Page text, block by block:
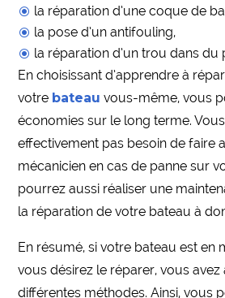
la réparation d’une coque de
la pose d’un antifouling,
la réparation d’un trou dans du
En choisissant d’apprendre à
votre bateau vous-même, vous
économies sur le long terme. Vous
effectivement pas besoin de faire
mécanicien en cas de panne sur
pourrez aussi réaliser une
la réparation de votre bateau à
En résumé, si votre bateau est en
vous désirez le réparer, vous
différentes méthodes. Ainsi, vous